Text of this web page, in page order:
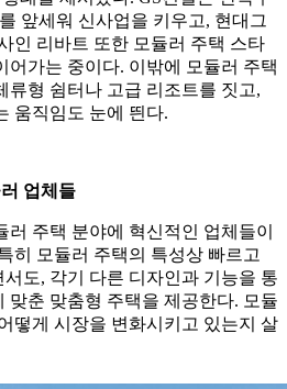
앞세워 신사업을 키우고, 현대그
인 리바트 또한 모듈러 주택 스타
어가는 중이다. 이밖에 모듈러 주택
류형 쉼터나 고급 리조트를 짓고,
움직임도 눈에 띈다.
업체들
주택 분야에 혁신적인 업체들이
히 모듈러 주택의 특성상 빠르고
도, 각기 다른 디자인과 기능을 통
맞춘 맞춤형 주택을 제공한다. 모듈
떻게 시장을 변화시키고 있는지 살